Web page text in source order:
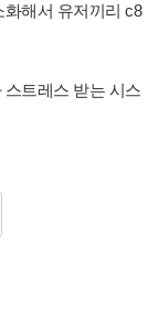
해서 유저끼리 c8
트레스 받는 시스